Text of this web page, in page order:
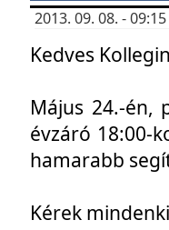
2013. 09. 08. -
Kedves
Május 24.-én,
évzáró 18:00-
hamarabb
Kérek